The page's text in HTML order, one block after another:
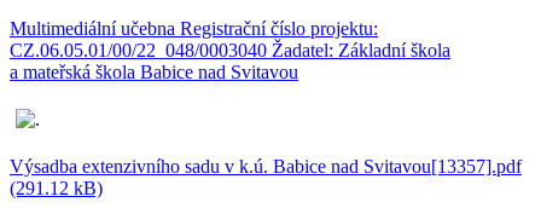
Multimediální učebna Registrační číslo projektu:
CZ.06.05.01/00/22_048/0003040 Žadatel: Základní škola
a mateřská škola Babice nad Svitavou
Výsadba extenzivního sadu v k.ú. Babice nad Svitavou[13357].pdf
(291.12 kB)